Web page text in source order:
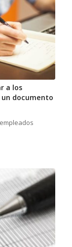
a los
documento